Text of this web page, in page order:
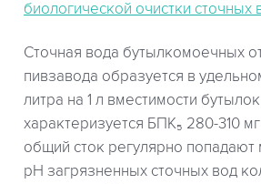
биологической очистки сточных
Сточная вода бутылкомоечных
пивзавода образуется в
литра на 1 л вместимости
характеризуется БПК₅ 280-310
общий сток регулярно
pH загрязненных сточных вод